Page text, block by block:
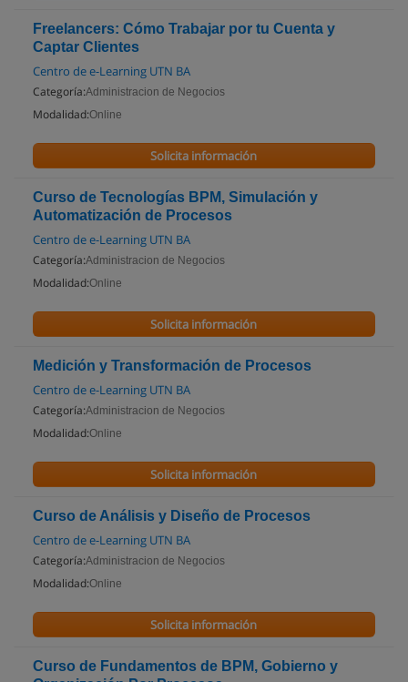
Freelancers: Cómo Trabajar por tu Cuenta y
Captar Clientes
Centro de e-Learning UTN BA
Categoría:Administracion de Negocios
Modalidad:Online
Solicita información
Curso de Tecnologías BPM, Simulación y
Automatización de Procesos
Centro de e-Learning UTN BA
Categoría:Administracion de Negocios
Modalidad:Online
Solicita información
Medición y Transformación de Procesos
Centro de e-Learning UTN BA
Categoría:Administracion de Negocios
Modalidad:Online
Solicita información
Curso de Análisis y Diseño de Procesos
Centro de e-Learning UTN BA
Categoría:Administracion de Negocios
Modalidad:Online
Solicita información
Curso de Fundamentos de BPM, Gobierno y